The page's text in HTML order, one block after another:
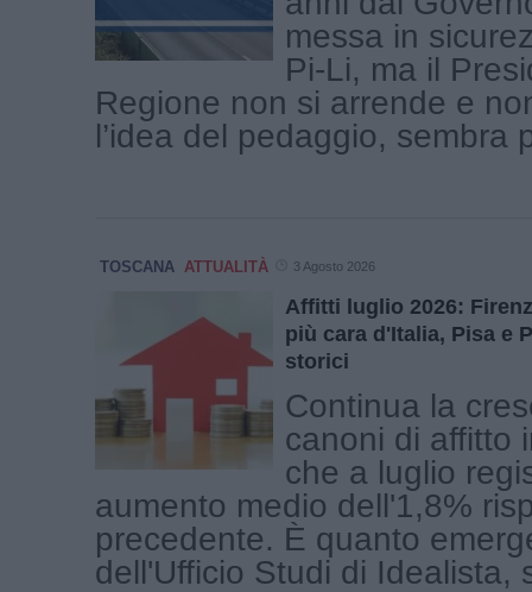
messa in
Pi-Li, ma il
Regione non si arrende e
l’idea del pedaggio, sembra
TOSCANA ATTUALITÀ 3 Agosto 2026
Affitti luglio 2026:
più cara d'Italia, Pisa e
storici
Continua la
canoni di affitto
che a luglio
aumento medio dell'1,8%
precedente. È quanto
dell'Ufficio Studi di Idealista,